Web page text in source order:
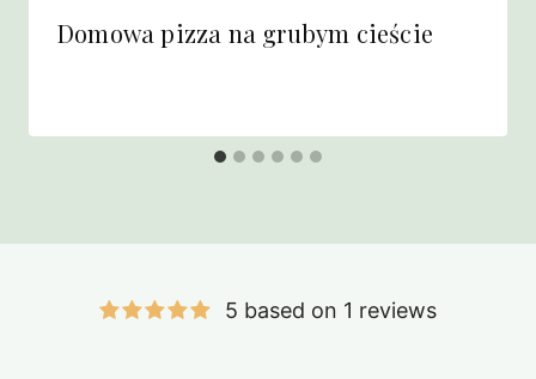
Domowa pizza na grubym cieście
5 based on 1 reviews